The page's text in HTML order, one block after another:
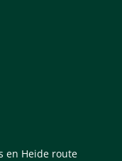
en Heide route